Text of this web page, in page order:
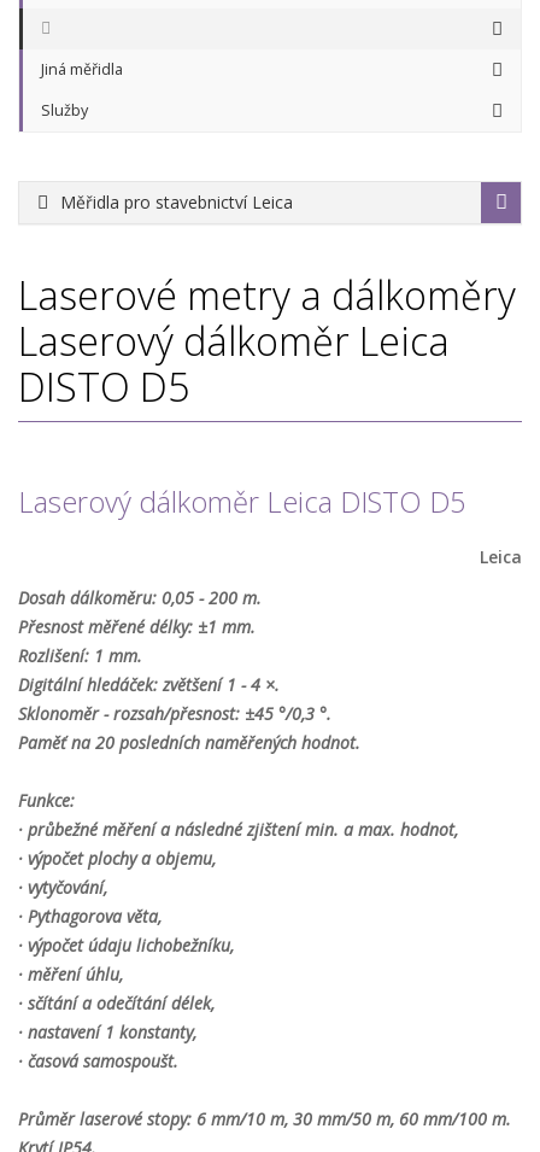
Jiná měřidla
Služby
Měřidla pro stavebnictví Leica
Laserové metry a dálkoměry
Laserový dálkoměr Leica
DISTO D5
Laserový dálkoměr Leica DISTO D5
Leica
Dosah dálkoměru: 0,05 - 200 m.
Přesnost měřené délky: ±1 mm.
Rozlišení: 1 mm.
Digitální hledáček: zvětšení 1 - 4 ×.
Sklonoměr - rozsah/přesnost: ±45 °/0,3 °.
Paměť na 20 posledních naměřených hodnot.
Funkce:
· průbežné měření a následné zjištení min. a max. hodnot,
· výpočet plochy a objemu,
· vytyčování,
· Pythagorova věta,
· výpočet údaju lichobežníku,
· měření úhlu,
· sčítání a odečítání délek,
· nastavení 1 konstanty,
· časová samospoušt.
Průměr laserové stopy: 6 mm/10 m, 30 mm/50 m, 60 mm/100 m.